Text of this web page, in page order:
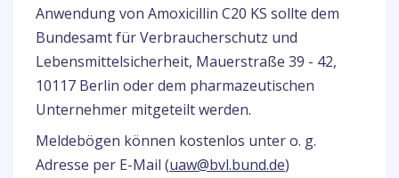
Anwendung von Amoxicillin C20 KS sollte dem
Bundesamt für Verbraucherschutz und
Lebensmittelsicherheit, Mauerstraße 39 - 42,
10117 Berlin oder dem pharmazeutischen
Unternehmer mitgeteilt werden.
Meldebögen können kostenlos unter o. g.
Adresse per E-Mail (uaw@bvl.bund.de)